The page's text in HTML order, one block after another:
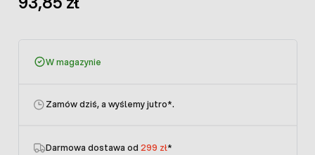
W magazynie
Zamów dziś, a wyślemy jutro*.
Darmowa dostawa od 299 zł*